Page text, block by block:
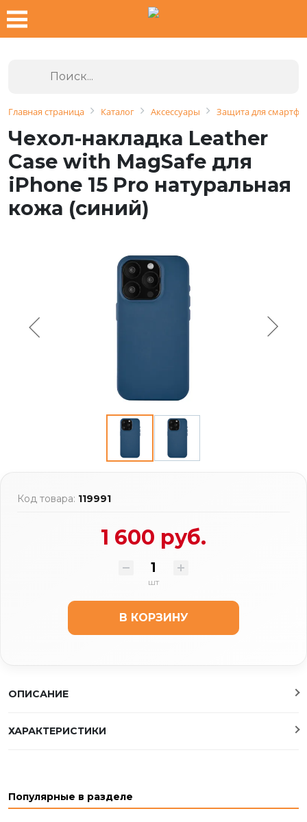
Главная страница Каталог Аксессуары Защита для
Чехол-накладка Leather
Case with MagSafe для
iPhone 15 Pro натуральная
кожа (синий)
Код товара: 119991
1 600 руб.
шт
В КОРЗИНУ
ОПИСАНИЕ
ХАРАКТЕРИСТИКИ
Популярные в разделе